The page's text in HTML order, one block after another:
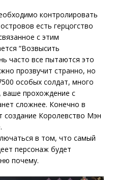
контролировать
есть герцогство
с этим
“Возвысить
часто все пытаются это
прозвучит странно, но
особых солдат, много
ваше прохождение с
сложнее. Конечно в
создание Королевство Мэн
в том, что самый
персонаж будет
почему.